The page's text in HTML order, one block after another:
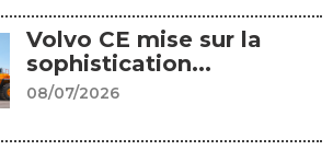
Volvo CE mise sur la
sophistication...
08/07/2026